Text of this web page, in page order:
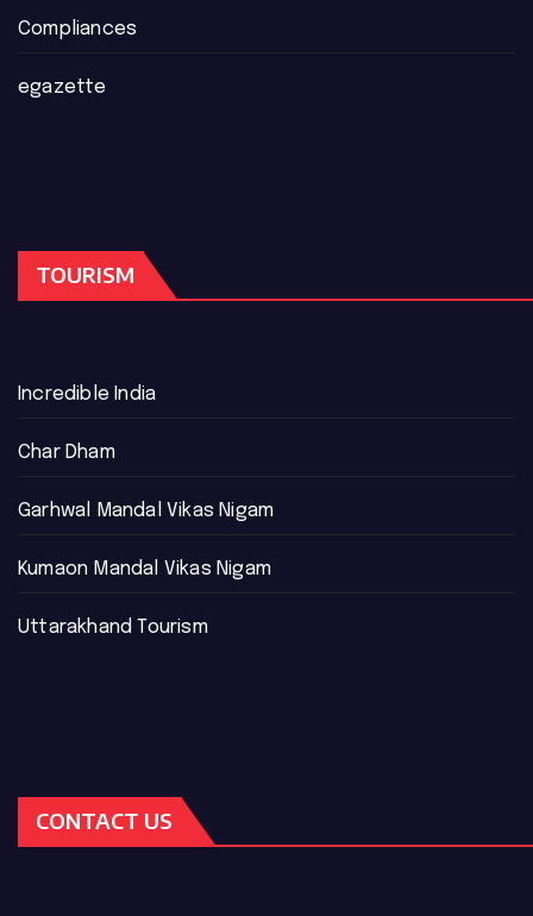
Compliances
egazette
TOURISM
Incredible India
Char Dham
Garhwal Mandal Vikas Nigam
Kumaon Mandal Vikas Nigam
Uttarakhand Tourism
CONTACT US